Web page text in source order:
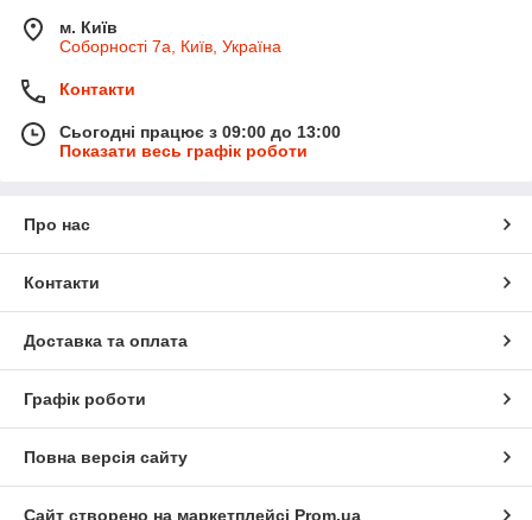
м. Київ
Соборності 7а, Київ, Україна
Контакти
Сьогодні працює з 09:00 до 13:00
Показати весь графік роботи
Про нас
Контакти
Доставка та оплата
Графік роботи
Повна версія сайту
Сайт створено на маркетплейсі Prom.ua